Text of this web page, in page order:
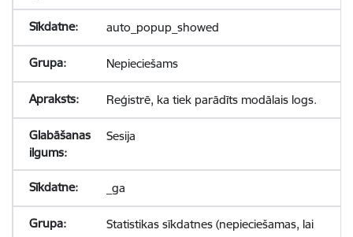
auto_popup_showed
Nepieciešams
Reģistrē, ka tiek parādīts modālais logs.
Sesija
_ga
Statistikas sīkdatnes (nepieciešamas, lai